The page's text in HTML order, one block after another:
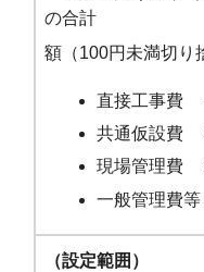
の合計
額（100円未満切り
直接工事費
共通仮設費
現場管理費
一般管理費
（設定範囲）